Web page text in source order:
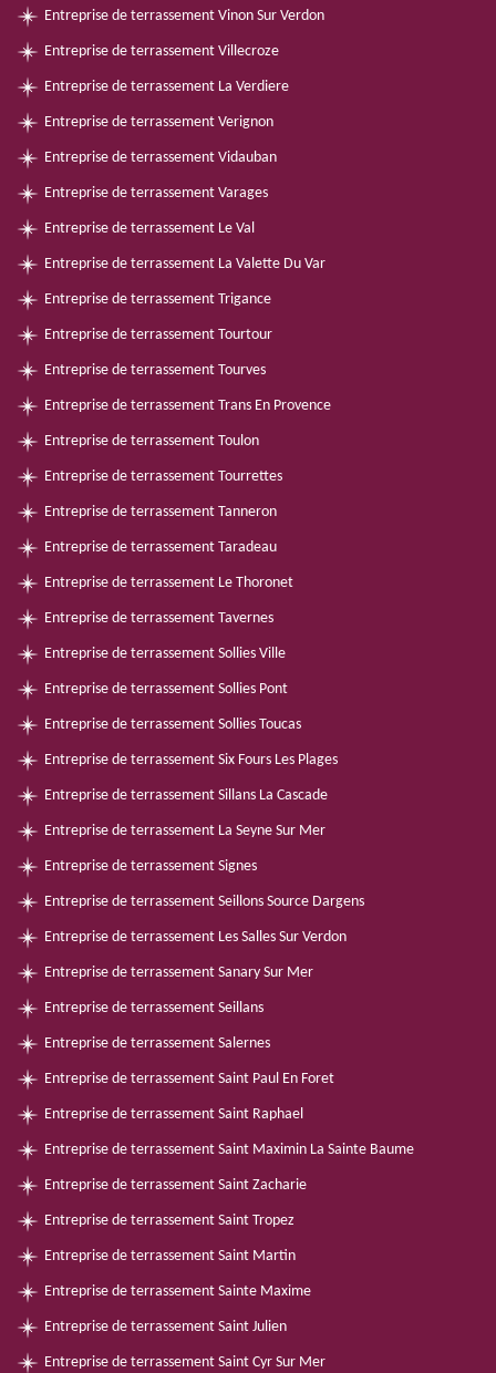
Entreprise de terrassement Vinon Sur Verdon
Entreprise de terrassement Villecroze
Entreprise de terrassement La Verdiere
Entreprise de terrassement Verignon
Entreprise de terrassement Vidauban
Entreprise de terrassement Varages
Entreprise de terrassement Le Val
Entreprise de terrassement La Valette Du Var
Entreprise de terrassement Trigance
Entreprise de terrassement Tourtour
Entreprise de terrassement Tourves
Entreprise de terrassement Trans En Provence
Entreprise de terrassement Toulon
Entreprise de terrassement Tourrettes
Entreprise de terrassement Tanneron
Entreprise de terrassement Taradeau
Entreprise de terrassement Le Thoronet
Entreprise de terrassement Tavernes
Entreprise de terrassement Sollies Ville
Entreprise de terrassement Sollies Pont
Entreprise de terrassement Sollies Toucas
Entreprise de terrassement Six Fours Les Plages
Entreprise de terrassement Sillans La Cascade
Entreprise de terrassement La Seyne Sur Mer
Entreprise de terrassement Signes
Entreprise de terrassement Seillons Source Dargens
Entreprise de terrassement Les Salles Sur Verdon
Entreprise de terrassement Sanary Sur Mer
Entreprise de terrassement Seillans
Entreprise de terrassement Salernes
Entreprise de terrassement Saint Paul En Foret
Entreprise de terrassement Saint Raphael
Entreprise de terrassement Saint Maximin La Sainte Baume
Entreprise de terrassement Saint Zacharie
Entreprise de terrassement Saint Tropez
Entreprise de terrassement Saint Martin
Entreprise de terrassement Sainte Maxime
Entreprise de terrassement Saint Julien
Entreprise de terrassement Saint Cyr Sur Mer